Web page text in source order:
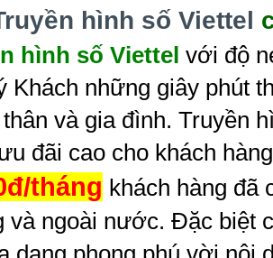
hình số Viettel
hình số Viettel với độ
Khách những giây phút
và gia đình. Truyền
đãi cao cho khách
tháng khách hàng đã
và ngoài nước. Đặc biệt